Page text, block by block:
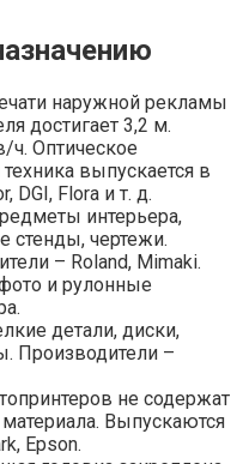
наружной рекламы
достигает 3,2 м.
ч. Оптическое
выпускается в
DGI, Flora и т. д.
интерьера,
стенды, чертежи.
– Roland, Mimaki.
и рулонные
детали, диски,
Производители –
не содержат
Выпускаются
Epson.